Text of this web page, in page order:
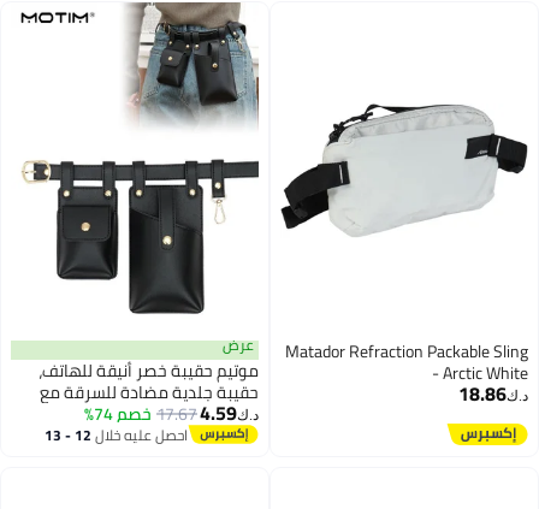
Matador Refraction Packable Sling
- Arctic White
د.ك‏18.86
عرض
موتيم حقيبة خصر أنيقة للهاتف،
حقيبة جلدية مضادة للسرقة مع
مشبك حزام، حقيبة حزام لحامل
الهاتف، حقيبة رياضية للركض في
د.ك‏4.59
17.67خصم 74%
احصل عليه خلال 12 - 13